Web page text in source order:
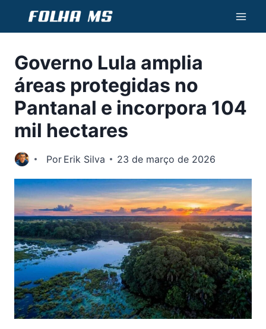
Conteúdo
Governo Lula amplia
áreas protegidas no
Pantanal e incorpora 104
mil hectares
Por Erik Silva 23 de março de 2026